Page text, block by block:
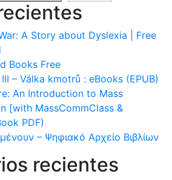
A Story about Dyslexia | Free
Books Free
– Válka kmotrů : eBooks (EPUB)
An Introduction to Mass
[with MassCommClass &
PDF)
– Ψηφιακό Αρχείο Βιβλίων
recientes